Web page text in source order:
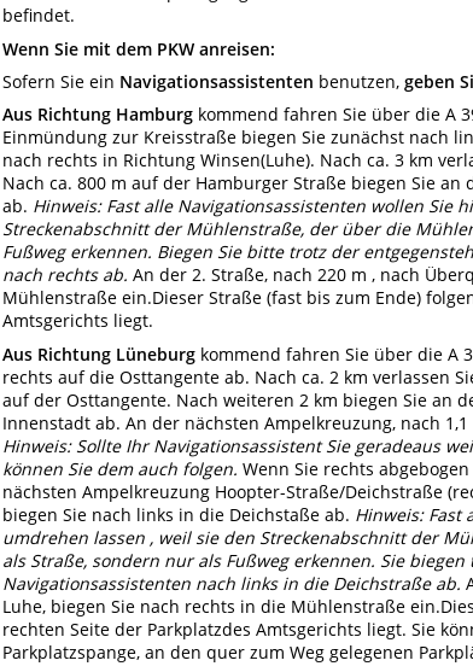
befindet.
Wenn Sie mit dem PKW anreisen:
Sofern Sie ein Navigationsassistenten benutzen, geben
Aus Richtung Hamburg kommend fahren Sie über die A
Einmündung zur Kreisstraße biegen Sie zunächst nach
nach rechts in Richtung Winsen(Luhe). Nach ca. 3 km
Nach ca. 800 m auf der Hamburger Straße biegen Sie
ab. Hinweis: Fast alle Navigationsassistenten wollen Sie
Streckenabschnitt der Mühlenstraße, der über die
Fußweg erkennen. Biegen Sie bitte trotz der
nach rechts ab. An der 2. Straße, nach 220 m , nach
Mühlenstraße ein.Dieser Straße (fast bis zum Ende)
Amtsgerichts liegt.
Aus Richtung Lüneburg kommend fahren Sie über die A
rechts auf die Osttangente ab. Nach ca. 2 km verlassen
auf der Osttangente. Nach weiteren 2 km biegen Sie an
Innenstadt ab. An der nächsten Ampelkreuzung, nach
Hinweis: Sollte Ihr Navigationsassistent Sie geradeaus
können Sie dem auch folgen. Wenn Sie rechts
nächsten Ampelkreuzung Hoopter-Straße/Deichstraße
biegen Sie nach links in die Deichstaße ab. Hinweis: Fast
umdrehen lassen , weil sie den Streckenabschnitt der
als Straße, sondern nur als Fußweg erkennen. Sie
Navigationsassistenten nach links in die Deichstraße ab.
Luhe, biegen Sie nach rechts in die Mühlenstraße
rechten Seite der Parkplatzdes Amtsgerichts liegt. Sie
Parkplatzspange, an den quer zum Weg gelegenen